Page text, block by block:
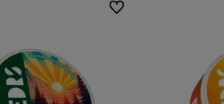
Do ulubionych